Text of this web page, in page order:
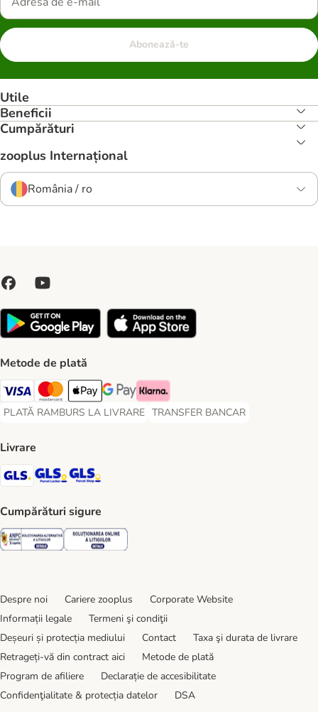
Abonează-te
Utile
Beneficii
Cumpărături
zooplus Internațional
România / ro
Metode de plată
Visa Payment Method
Master Card Payment Method
Apple Pay Payment Method
Google Pay Payment Method
Klarna Payment Method
PLATĂ RAMBURS LA LIVRARE
PLATĂ RAMBURS LA LIVRARE Payment Method
TRANSFER BANCAR
TRANSFER BANCAR Payment
Livrare
GLS Shipping Method
GLS Locker Shipping Method
Cumpărături sigure
Security Security
Despre noi Cariere zooplus
Corporate Website
Informații legale
Termeni şi condiţii
Deșeuri și protecția mediului
Contact
Taxa şi durata de livrare
Retrageți-vă din contract aici
Metode de plată
Program de afiliere
Declarație de accesibilitate
Confidenţialitate & protecția datelor
DSA